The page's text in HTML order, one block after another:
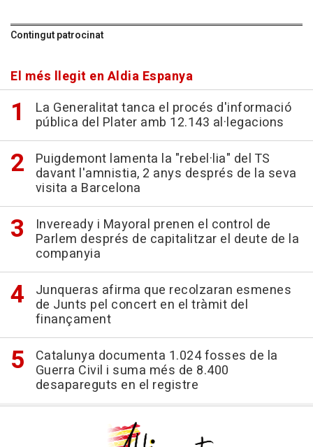
Contingut patrocinat
El més llegit en Aldia Espanya
La Generalitat tanca el procés d'informació
pública del Plater amb 12.143 al·legacions
Puigdemont lamenta la "rebel·lia" del TS
davant l'amnistia, 2 anys després de la seva
visita a Barcelona
Inveready i Mayoral prenen el control de
Parlem després de capitalitzar el deute de la
companyia
Junqueras afirma que recolzaran esmenes
de Junts pel concert en el tràmit del
finançament
Catalunya documenta 1.024 fosses de la
Guerra Civil i suma més de 8.400
desapareguts en el registre